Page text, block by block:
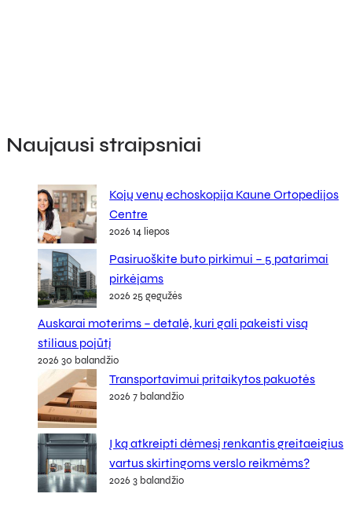
Naujausi straipsniai
Kojų venų echoskopija Kaune Ortopedijos
Centre
2026 14 liepos
Pasiruoškite buto pirkimui – 5 patarimai
pirkėjams
2026 25 gegužės
Auskarai moterims – detalė, kuri gali pakeisti visą
stiliaus pojūtį
2026 30 balandžio
Transportavimui pritaikytos pakuotės
2026 7 balandžio
Į ką atkreipti dėmesį renkantis greitaeigius
vartus skirtingoms verslo reikmėms?
2026 3 balandžio